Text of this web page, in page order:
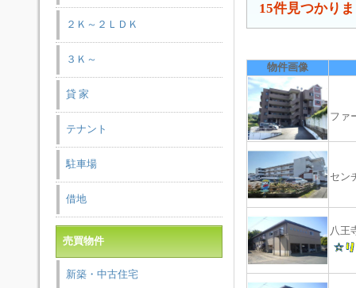
15件見つかり
物件画像
ファ
セン
八王
２Ｋ～２ＬＤＫ
３Ｋ～
貸 家
テナント
駐車場
借地
売買物件
新築・中古住宅